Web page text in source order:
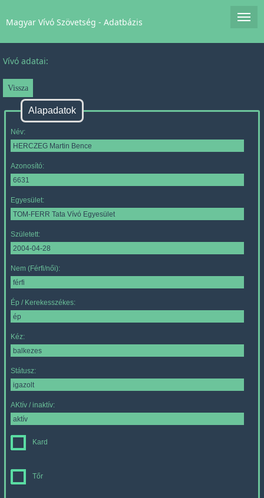
Magyar Vívó Szövetség - Adatbázis
Vívó adatai:
Alapadatok
Név:
Azonosító:
Egyesület:
Született:
Nem (Férfi/női):
Ép / Kerekesszékes:
Kéz:
Státusz:
AKtív / inaktív:
Kard
Tőr